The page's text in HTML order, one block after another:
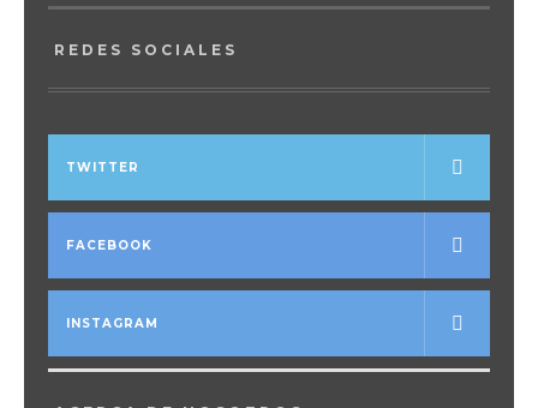
REDES SOCIALES
TWITTER
FACEBOOK
INSTAGRAM